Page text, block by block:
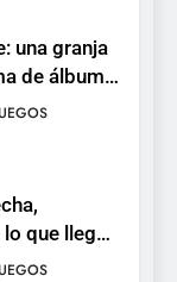
una granja
de álbum
que llega